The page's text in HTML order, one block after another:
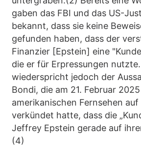
gaben das FBI und das US-
bekannt, dass sie keine
gefunden haben, dass der
Finanzier [Epstein] eine
die er für Erpressungen
wiederspricht jedoch der
Bondi, die am 21. Februar
amerikanischen Fernsehen
verkündet hatte, dass die
Jeffrey Epstein gerade auf
(4)